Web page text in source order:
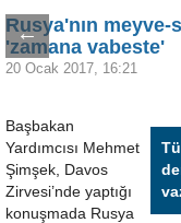
←
Rusya'nın
'zamana vabeste'
20 Ocak 2017, 16:21
Başbakan
Yardımcısı Mehmet
Şimşek, Davos
Zirvesi’nde yaptığı
konuşmada Rusya